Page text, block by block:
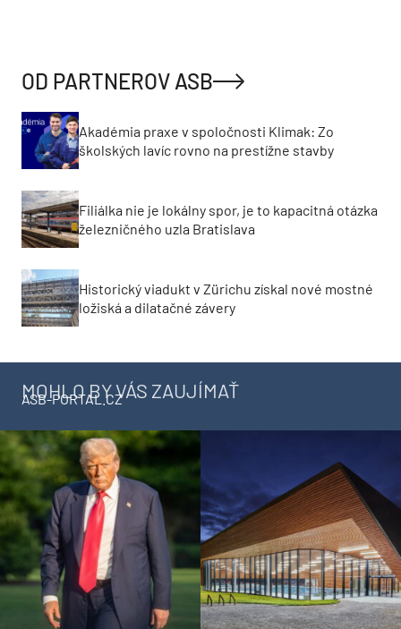
OD PARTNEROV ASB
Akadémia praxe v spoločnosti Klimak: Zo
školských lavíc rovno na prestížne stavby
Filiálka nie je lokálny spor, je to kapacitná otázka
železničného uzla Bratislava
Historický viadukt v Zürichu získal nové mostné
ložiská a dilatačné závery
MOHLO BY VÁS ZAUJÍMAŤ
ASB-PORTAL.CZ